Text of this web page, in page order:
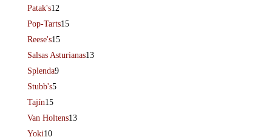
Patak's12
Pop-Tarts15
Reese's15
Salsas Asturianas13
Splenda9
Stubb's5
Tajín15
Van Holtens13
Yoki10